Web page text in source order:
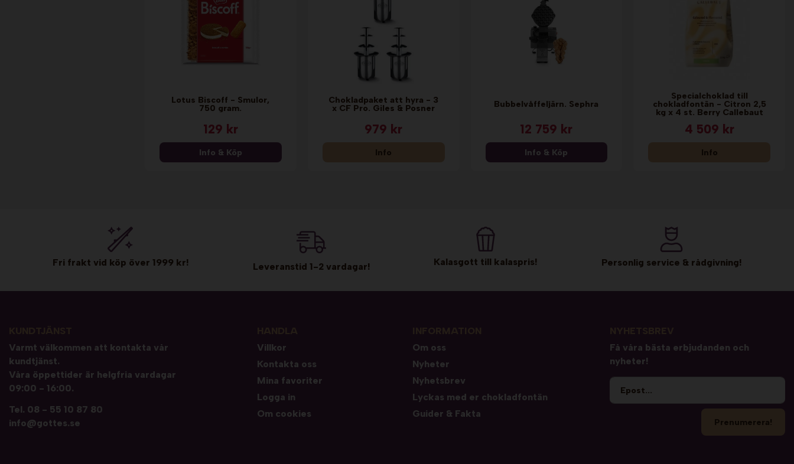
Lotus Biscoff - Smulor,
750 gram.
129 kr
Info & Köp
Chokladpaket att hyra - 3
x CF Pro. Giles & Posner
979 kr
Info
Bubbelvåffeljärn. Sephra
12 759 kr
Info & Köp
Specialchoklad till
chokladfontän - Citron 2,5
kg x 4 st. Berry Callebaut
4 509 kr
Info
Fri frakt vid köp över 1999 kr! Leveranstid 1-2 vardagar! Kalasgott till kalaspris! Personlig service & rådgivning!
Varmt välkommen att kontakta vår
kundtjänst.
Våra öppettider är helgfria vardagar
09:00 - 16:00.
Tel. 08 - 55 10 87 80
info@gottes.se
Villkor
Kontakta oss
Mina favoriter
Logga in
Om cookies
Om oss
Nyheter
Nyhetsbrev
Lyckas med er chokladfontän
Guider & Fakta
Få våra bästa erbjudanden och
nyheter!
Prenumerera!